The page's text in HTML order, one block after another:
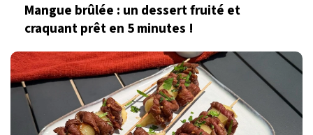
Mangue brûlée : un dessert fruité et
craquant prêt en 5 minutes !